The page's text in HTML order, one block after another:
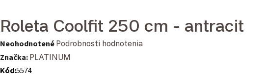
Roleta Coolfit 250 cm - antracit
Priemerné hodnotenie produktu je 0,0 z 5 hviezdičiek.
Neohodnotené Podrobnosti hodnotenia
Značka: PLATINUM
Kód:5574